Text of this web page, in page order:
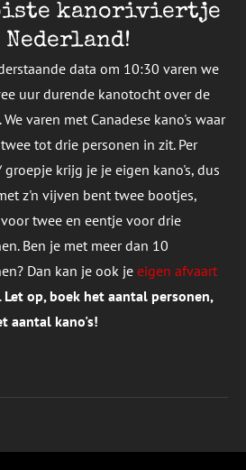
kanoriviertje
Nederland!
data om 10:30 varen we
uur durende kanotocht over de
We varen met Canadese kano's waar
tot drie personen in zit. Per
groepje krijg je je eigen kano's, dus
z'n vijven bent twee bootjes,
twee en eentje voor drie
Ben je met meer dan 10
Dan kan je ook jeeigen afvaart
Let op, boek het aantal personen,
aantal kano's!